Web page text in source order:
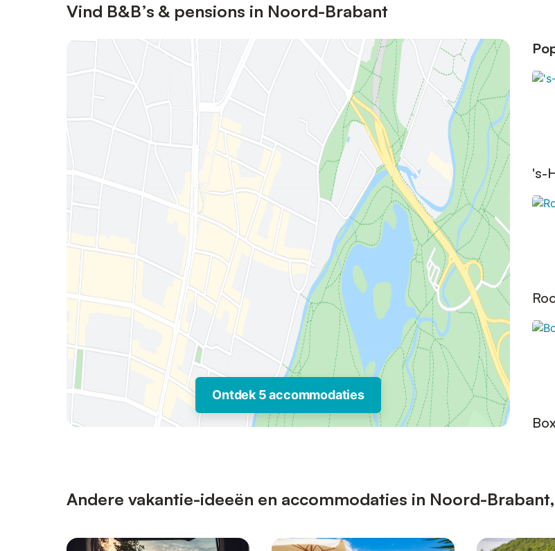
Vind B&B’s & pensions in Noord-Brabant
Ontdek 5 accommodaties
's-
Andere vakantie-ideeën en accommodaties in Noord-